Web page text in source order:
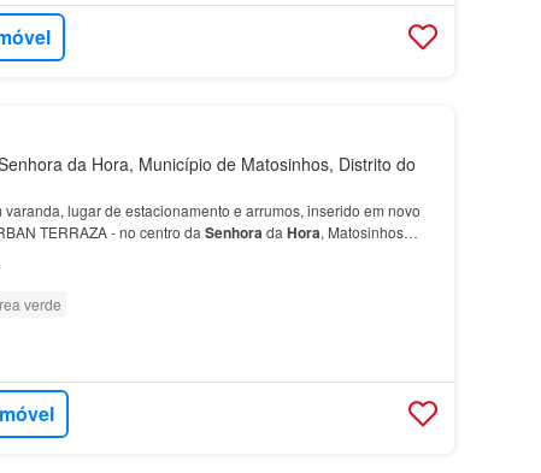
da Hora, Município de Matosinhos, Distrito do
varanda, lugar de estacionamento e arrumos, inserido em novo
TERRAZA - no centro da Senhorada Hora, Matosinhos
a diferentes estilos de vida Com tipolo…
verde